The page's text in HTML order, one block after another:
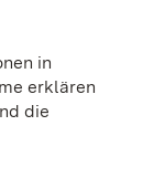
in
erklären
die